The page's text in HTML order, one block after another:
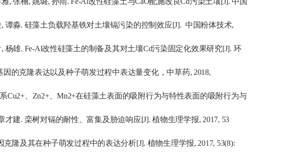
, 谭淼. 硅藻土负载羟基铁对土壤镉污染的控制效应[J]. 中国粉体技术,
, 杨雄. Fe-Al改性硅藻土的制备及其对土壤Cd污染固定化效果研究[J]. 环
因的克隆表达以及种子萌发过程中表达量变化，中草药, 2018,
Cu2+、 Zn2+、Mn2+在硅藻土表面的吸附行为与特性表面的吸附行为与
才建. 栾树对镉的耐性、富集及胁迫响应[J].植物生理学报, 2017, 53
克隆及其在种子萌发过程中的表达分析[J]. 植物生理学报, 2017, 53(8):